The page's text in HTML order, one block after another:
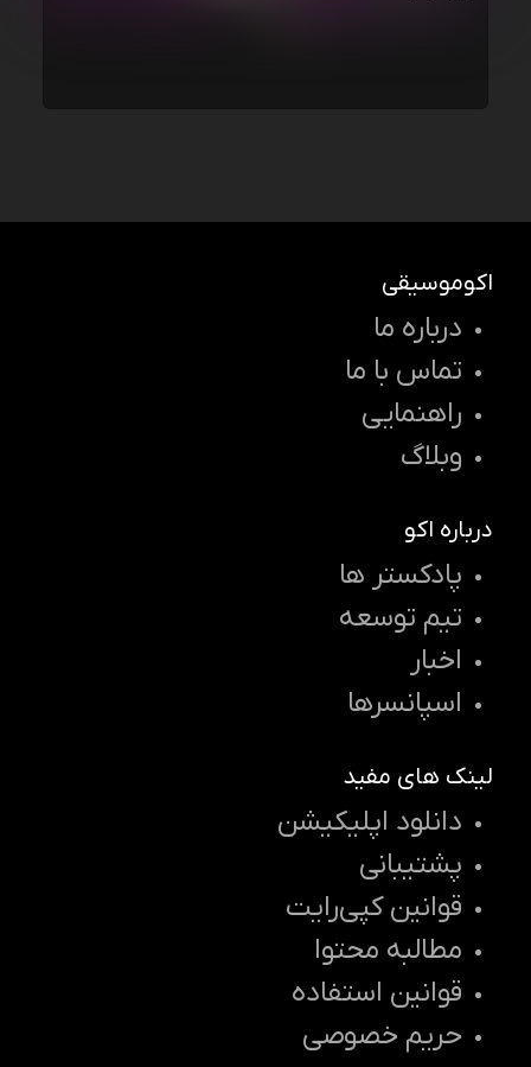
اکوموسیقی
درباره ما
تماس با ما
راهنمایی
وبلاگ
درباره اکو
پادکستر ها
تیم توسعه
اخبار
اسپانسرها
لینک های مفید
دانلود اپلیکیشن
پشتیبانی
قوانین کپی‌رایت
مطالبه محتوا
قوانین استفاده
حریم خصوصی